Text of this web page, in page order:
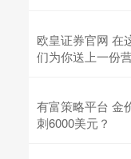
欧皇证券官网 在
们为你送上一份
有富策略平台 金
刺6000美元？